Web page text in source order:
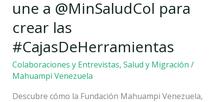
une a @MinSaludCol para
crear las
#CajasDeHerramientas
Colaboraciones y Entrevistas, Salud y Migración /
Mahuampi Venezuela
Descubre cómo la Fundación Mahuampi Venezuela,
@MinSaludCol
para
crear
las
#CajasDeHerramientas